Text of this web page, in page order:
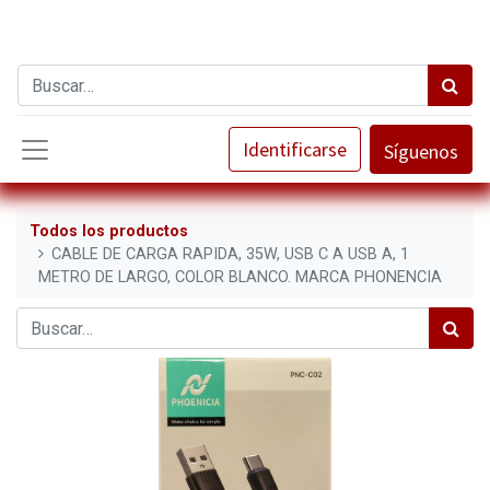
Identificarse Síguenos
Todos los productos
CABLE DE CARGA RAPIDA, 35W, USB C A USB A, 1
METRO DE LARGO, COLOR BLANCO. MARCA PHONENCIA